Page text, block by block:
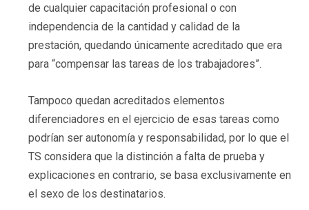
de cualquier capacitación profesional o con
independencia de la cantidad y calidad de la
prestación, quedando únicamente acreditado que era
para “compensar las tareas de los trabajadores”.
Tampoco quedan acreditados elementos
diferenciadores en el ejercicio de esas tareas como
podrían ser autonomía y responsabilidad, por lo que el
TS considera que la distinción a falta de prueba y
explicaciones en contrario, se basa exclusivamente en
el sexo de los destinatarios.